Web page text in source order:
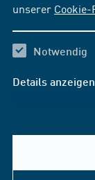
unserer
Notwendig
Details anzeigen